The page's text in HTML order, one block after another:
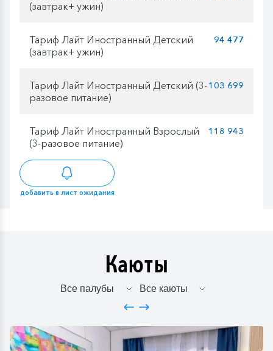
(завтрак+ ужин)
Тариф Лайт Иностранный Детский
(завтрак+ ужин)
94 477
Тариф Лайт Иностранный Детский (3-
разовое питание)
103 699
Тариф Лайт Иностранный Взрослый
(3-разовое питание)
118 943
добавить в лист ожидания
Каюты